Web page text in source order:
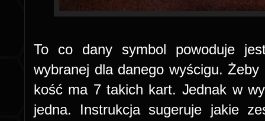
To co dany symbol powoduje
wybranej dla danego wyścigu.
kość ma 7 takich kart. Jednak w
jedna. Instrukcja sugeruje jakie